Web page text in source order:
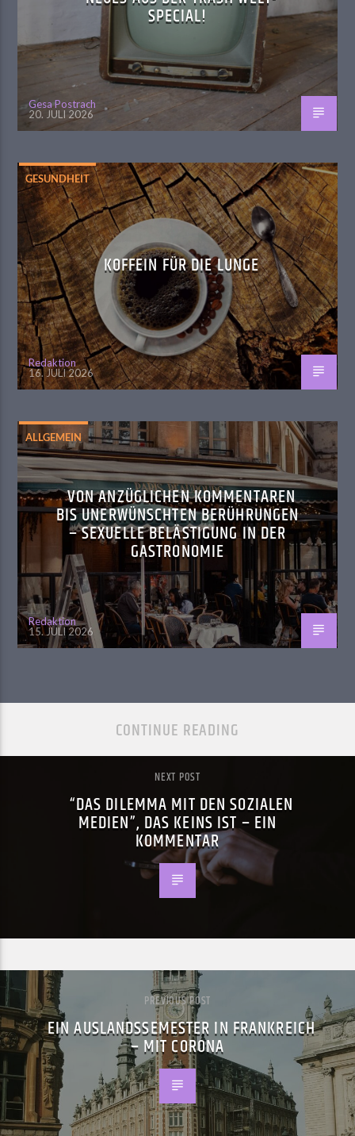
SPECIAL!
Gesa Postrach
20. JULI 2026
GESUNDHEIT
KOFFEIN FÜR DIE LUNGE
Redaktion
16. JULI 2026
ALLGEMEIN
VON ANZÜGLICHEN KOMMENTAREN
BIS UNERWÜNSCHTEN BERÜHRUNGEN
– SEXUELLE BELÄSTIGUNG IN DER
GASTRONOMIE
Redaktion
15. JULI 2026
CONTINUE READING
NEXT POST
“DAS DILEMMA MIT DEN SOZIALEN
MEDIEN”, DAS KEINS IST – EIN
KOMMENTAR
PREVIOUS POST
EIN AUSLANDSSEMESTER IN FRANKREICH
– MIT CORONA